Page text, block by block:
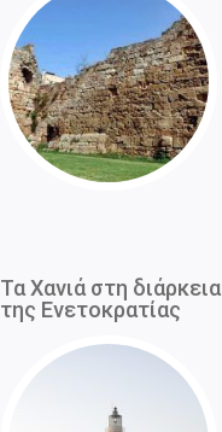
Τα Χανιά στη διάρκεια
της Ενετοκρατίας